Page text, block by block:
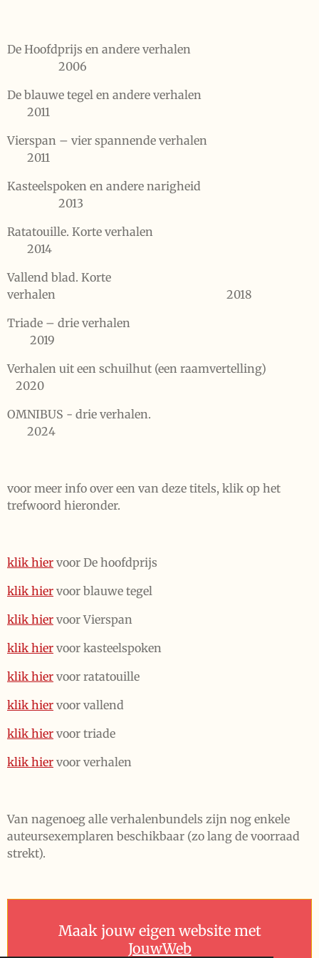
De Hoofdprijs en andere verhalen
2006
De blauwe tegel en andere verhalen
2011
Vierspan – vier spannende verhalen
2011
Kasteelspoken en andere narigheid
2013
Ratatouille. Korte verhalen
2014
Vallend blad. Korte
verhalen
2018
Triade – drie verhalen
2019
Verhalen uit een schuilhut (een raamvertelling)
2020
OMNIBUS - drie verhalen.
2024
voor meer info over een van deze titels, klik op het
trefwoord hieronder.
klik hier voor De hoofdprijs
klik hier voor blauwe tegel
klik hier voor Vierspan
klik hier voor kasteelspoken
klik hier voor ratatouille
klik hier voor vallend
klik hier voor triade
klik hier voor verhalen
Van nagenoeg alle verhalenbundels zijn nog enkele
auteursexemplaren beschikbaar (zo lang de voorraad
strekt).
Maak jouw eigen website met
JouwWeb